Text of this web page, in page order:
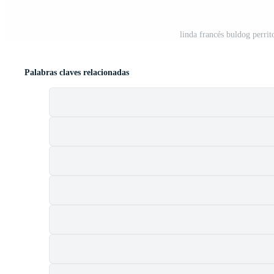
linda francés buldog
Palabras claves relacionadas